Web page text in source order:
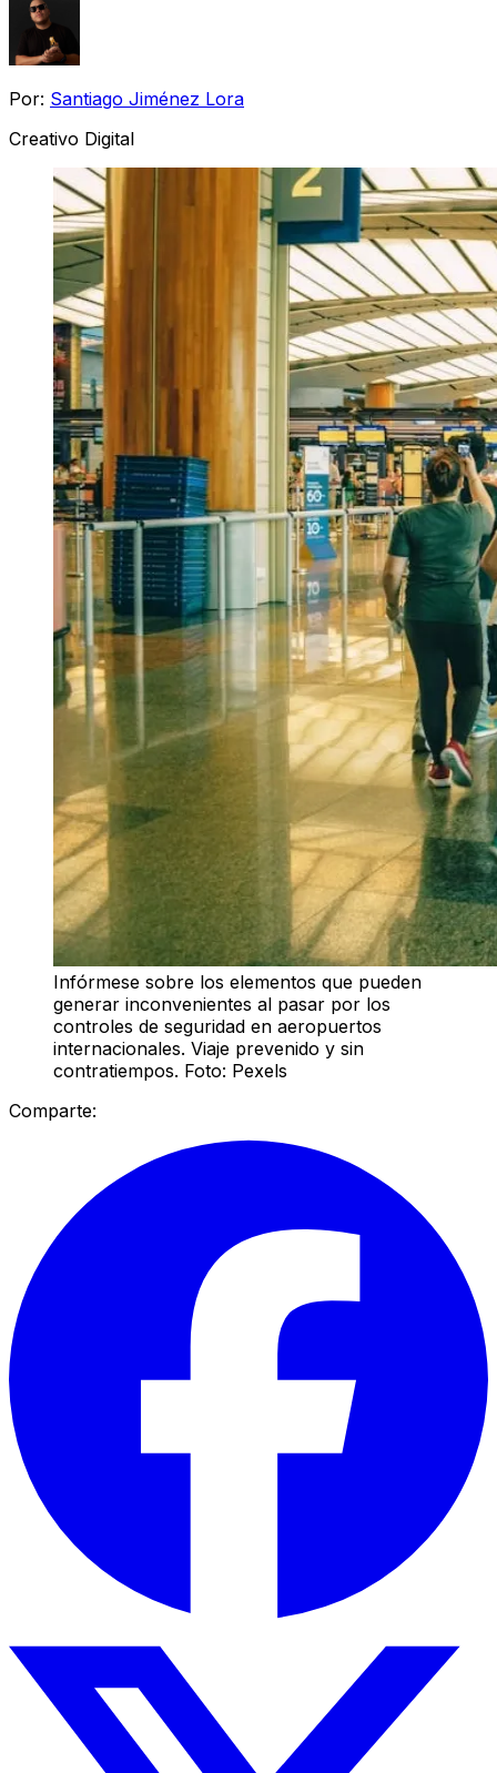
Por: Santiago Jiménez Lora
Creativo Digital
Infórmese sobre los elementos que pueden
generar inconvenientes al pasar por los
controles de seguridad en aeropuertos
internacionales. Viaje prevenido y sin
contratiempos. Foto: Pexels
Comparte: